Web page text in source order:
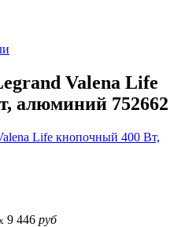
Valena Life
алюминий 752662
9 446 руб